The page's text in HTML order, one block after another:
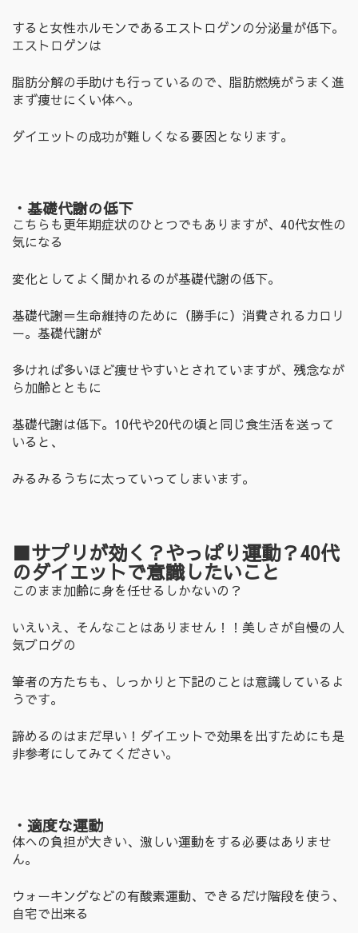
すると女性ホルモンであるエストロゲンの分泌量が低下。
エストロゲンは
脂肪分解の手助けも行っているので、脂肪燃焼がうまく進
まず痩せにくい体へ。
ダイエットの成功が難しくなる要因となります。
・基礎代謝の低下
こちらも更年期症状のひとつでもありますが、40代女性の
気になる
変化としてよく聞かれるのが基礎代謝の低下。
基礎代謝＝生命維持のために（勝手に）消費されるカロリ
ー。基礎代謝が
多ければ多いほど痩せやすいとされていますが、残念なが
ら加齢とともに
基礎代謝は低下。10代や20代の頃と同じ食生活を送って
いると、
みるみるうちに太っていってしまいます。
■サプリが効く？やっぱり運動？40代
のダイエットで意識したいこと
このまま加齢に身を任せるしかないの？
いえいえ、そんなことはありません！！美しさが自慢の人
気ブログの
筆者の方たちも、しっかりと下記のことは意識しているよ
うです。
諦めるのはまだ早い！ダイエットで効果を出すためにも是
非参考にしてみてください。
・適度な運動
体への負担が大きい、激しい運動をする必要はありませ
ん。
ウォーキングなどの有酸素運動、できるだけ階段を使う、
自宅で出来る